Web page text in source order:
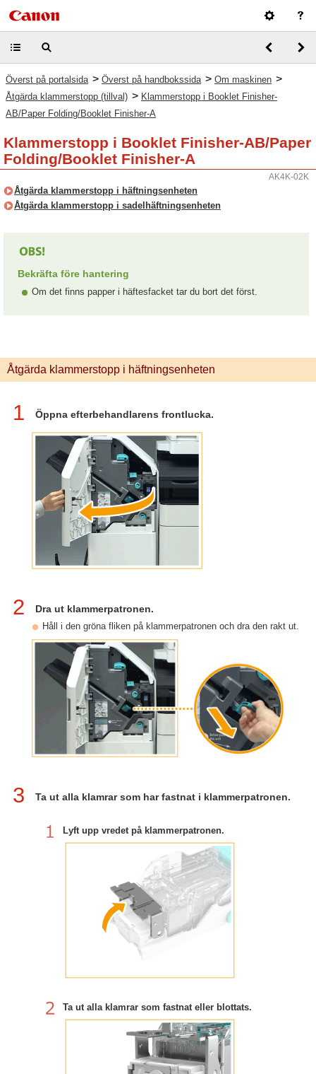
Överst på portalsida > Överst på handbokssida > Om maskinen >
Åtgärda klammerstopp (tillval) > Klammerstopp i Booklet Finisher-
AB/Paper Folding/Booklet Finisher-A
Klammerstopp i Booklet Finisher-AB/Paper
Folding/Booklet Finisher-A
AK4K-02K
Åtgärda klammerstopp i häftningsenheten
Åtgärda klammerstopp i sadelhäftningsenheten
Bekräfta före hantering
Om det finns papper i häftesfacket tar du bort det först.
Åtgärda klammerstopp i häftningsenheten
1 Öppna efterbehandlarens frontlucka.
2 Dra ut klammerpatronen.
Håll i den gröna fliken på klammerpatronen och dra den rakt ut.
3 Ta ut alla klamrar som har fastnat i klammerpatronen.
Lyft upp vredet på klammerpatronen.
Ta ut alla klamrar som fastnat eller blottats.